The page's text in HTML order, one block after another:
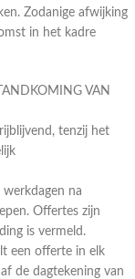
Zodanige afwijking
in het kadre
VAN
tenzij het
na
Offertes zijn
is vermeld.
een offerte in elk
de dagtekening van